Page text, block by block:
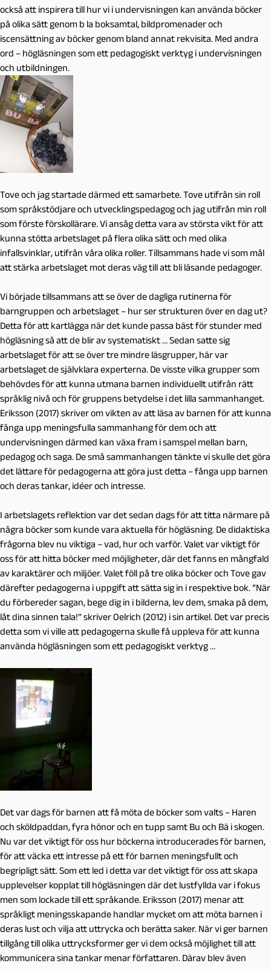
också att inspirera till hur vi i undervisningen kan använda böcker
på olika sätt genom b la boksamtal, bildpromenader och
iscensättning av böcker genom bland annat rekvisita. Med andra
ord – högläsningen som ett pedagogiskt verktyg i undervisningen
och utbildningen.
Tove och jag startade därmed ett samarbete. Tove utifrån sin roll
som språkstödjare och utvecklingspedagog och jag utifrån min roll
som förste förskollärare. Vi ansåg detta vara av största vikt för att
kunna stötta arbetslaget på flera olika sätt och med olika
infallsvinklar, utifrån våra olika roller. Tillsammans hade vi som mål
att stärka arbetslaget mot deras väg till att bli läsande pedagoger.
Vi började tillsammans att se över de dagliga rutinerna för
barngruppen och arbetslaget – hur ser strukturen över en dag ut?
Detta för att kartlägga när det kunde passa bäst för stunder med
högläsning så att de blir av systematiskt … Sedan satte sig
arbetslaget för att se över tre mindre läsgrupper, här var
arbetslaget de självklara experterna. De visste vilka grupper som
behövdes för att kunna utmana barnen individuellt utifrån rätt
språklig nivå och för gruppens betydelse i det lilla sammanhanget.
Eriksson (2017) skriver om vikten av att läsa av barnen för att kunna
fånga upp meningsfulla sammanhang för dem och att
undervisningen därmed kan växa fram i samspel mellan barn,
pedagog och saga. De små sammanhangen tänkte vi skulle det göra
det lättare för pedagogerna att göra just detta – fånga upp barnen
och deras tankar, idéer och intresse.
I arbetslagets reflektion var det sedan dags för att titta närmare på
några böcker som kunde vara aktuella för högläsning. De didaktiska
frågorna blev nu viktiga – vad, hur och varför. Valet var viktigt för
oss för att hitta böcker med möjligheter, där det fanns en mångfald
av karaktärer och miljöer. Valet föll på tre olika böcker och Tove gav
därefter pedagogerna i uppgift att sätta sig in i respektive bok. ”När
du förbereder sagan, bege dig in i bilderna, lev dem, smaka på dem,
låt dina sinnen tala!” skriver Oelrich (2012) i sin artikel. Det var precis
detta som vi ville att pedagogerna skulle få uppleva för att kunna
använda högläsningen som ett pedagogiskt verktyg …
Det var dags för barnen att få möta de böcker som valts – Haren
och sköldpaddan, fyra hönor och en tupp samt Bu och Bä i skogen.
Nu var det viktigt för oss hur böckerna introducerades för barnen,
för att väcka ett intresse på ett för barnen meningsfullt och
begripligt sätt. Som ett led i detta var det viktigt för oss att skapa
upplevelser kopplat till högläsningen där det lustfyllda var i fokus
men som lockade till ett språkande. Eriksson (2017) menar att
språkligt meningsskapande handlar mycket om att möta barnen i
deras lust och vilja att uttrycka och berätta saker. När vi ger barnen
tillgång till olika uttrycksformer ger vi dem också möjlighet till att
kommunicera sina tankar menar författaren. Därav blev även